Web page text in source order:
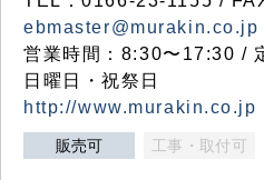
ebmaster@murakin.co.jp
営業時間：8:30〜17:30 /
日曜日・祝祭日
http://www.murakin.co.jp
販売可 工事・取付可